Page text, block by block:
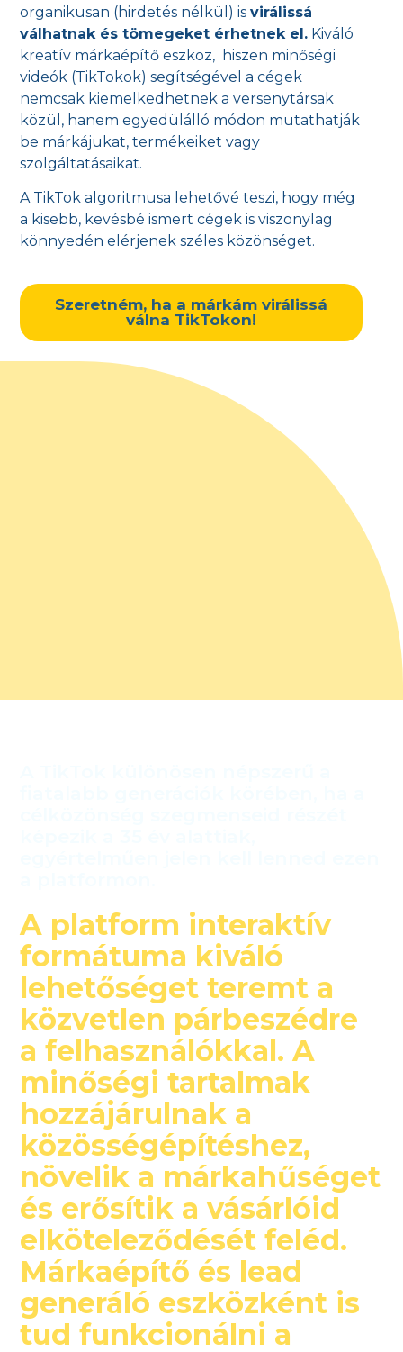
organikusan (hirdetés nélkül) isvirálissá
válhatnak és tömegeket érhetnek el. Kiváló
kreatív márkaépítő eszköz, hiszen minőségi
videók (TikTokok) segítségével a cégek
nemcsak kiemelkedhetnek a versenytársak
közül, hanem egyedülálló módon mutathatják
be márkájukat, termékeiket vagy
szolgáltatásaikat.
A TikTok algoritmusa lehetővé teszi, hogy még
a kisebb, kevésbé ismert cégek is viszonylag
könnyedén elérjenek széles közönséget.
Szeretném, ha a márkám virálissá
válna TikTokon!
A platform interaktív
formátuma kiváló
lehetőséget teremt a
közvetlen párbeszédre
a felhasználókkal. A
minőségi tartalmak
hozzájárulnak a
közösségépítéshez,
növelik a márkahűséget
és erősítik a vásárlóid
elköteleződését feléd.
Márkaépítő és lead
generáló eszközként is
tud funkcionálni a